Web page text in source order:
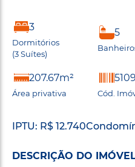
3
Dormitórios
(3 Suítes)
5
207.67m²
Área privativa Cód.
IPTU: R$ 12.740
DESCRIÇÃO DO